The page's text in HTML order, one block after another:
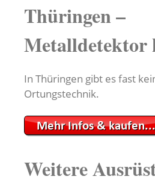
Thüringen –
Metalldetektor
In Thüringen gibt es fast
Ortungstechnik.
Weitere